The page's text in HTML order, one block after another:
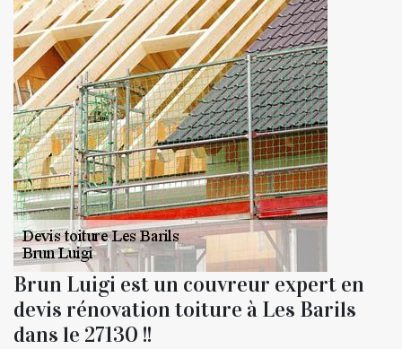
Brun Luigi est un couvreur expert en
devis rénovation toiture à Les Barils
dans le 27130 !!